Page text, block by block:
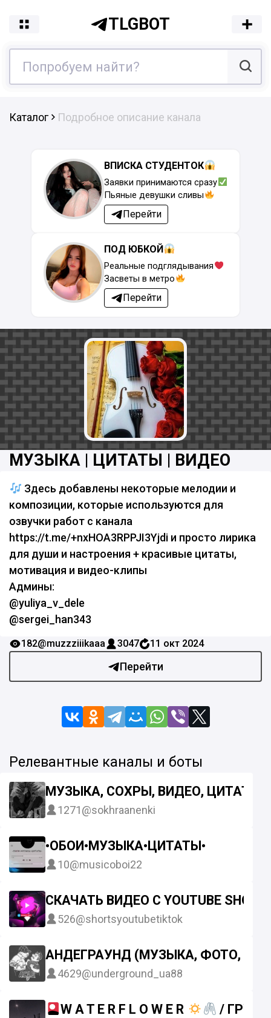
TLGBOT
Каталог Подробное описание канала
ВПИСКА СТУДЕНТОК
Заявки принимаются сразу
Пьяные девушки сливы
Перейти
ПОД ЮБКОЙ
Реальные подглядывания
Засветы в метро
Перейти
МУЗЫКА | ЦИТАТЫ | ВИДЕО
Здесь добавлены некоторые мелодии и
композиции, которые используются для
озвучки работ с канала
https://t.me/+nxHOA3RPPJI3Yjdi и просто лирика
для души и настроения + красивые цитаты,
мотивация и видео-клипы
Админы:
@yuliya_v_dele
@sergei_han343
Перейти
182@muzzziiikaaa 3047 11 окт 2024
Релевантные каналы и боты
МУЗЫКА, СОХРЫ, ВИДЕО, ЦИТАТЫ
1271@sokhraanenki
•ОБОИ•МУЗЫКА•ЦИТАТЫ•
10@musicoboi22
СКАЧАТЬ ВИДЕО С YOUTUBE
526@shortsyoutubetiktok
АНДЕГРАУНД (МУЗЫКА, ФОТО,
4629@underground_ua88
W A T E R F L O W E R /